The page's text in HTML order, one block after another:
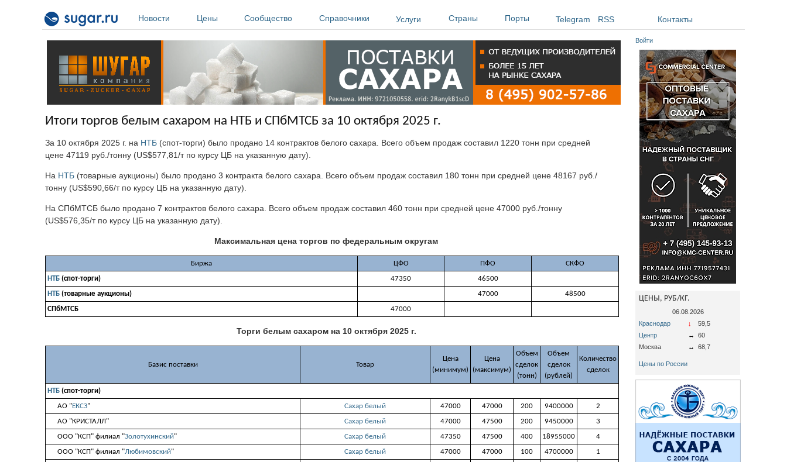
Новости
Цены Сообщество Справочники Услуги Страны Порты Telegram RSS Контакты
Итоги торгов белым сахаром на НТБ и СПбМТСБ за 10 октября 2025 г.
За 10 октября 2025 г. на НТБ (спот-торги) было продано 14 контрактов белого сахара. Всего объем продаж составил 1220 тонн при средней
цене 47119 руб./тонну (US$577,81/т по курсу ЦБ на указанную дату).
На НТБ (товарные аукционы) было продано 3 контракта белого сахара. Всего объем продаж составил 180 тонн при средней цене 48167 руб./
тонну (US$590,66/т по курсу ЦБ на указанную дату).
На СПбМТСБ было продано 7 контрактов белого сахара. Всего объем продаж составил 460 тонн при средней цене 47000 руб./тонну
(US$576,35/т по курсу ЦБ на указанную дату).
Максимальная цена торгов по федеральным округам
Биржа ЦФО ПФО
СКФО
НТБ (спот-торги) 47350
46500
НТБ (товарные аукционы) 47000
48500
СПбМТСБ
47000
Торги белым сахаром на 10 октября 2025 г.
Базис поставки Товар
Цена
(минимум)
Цена
(максимум)
Объем
сделок
(тонн)
Объем
сделок
(рублей)
Количество
сделок
НТБ (спот-торги)
АО "ЕКСЗ" Сахар белый 47000 47000 200 9400000
2
АО "КРИСТАЛЛ"
Сахар белый 47000 47500 200 9450000
3
ООО "КСП" филиал "Золотухинский" Сахар белый 47350 47500 400 18955000
4
ООО "КСП" филиал "Любимовский" Сахар белый 47000 47000 100 4700000
1
Войти
ЦЕНЫ, РУБ/КГ.
06.08.2026
Краснодар
↓
59,5
Центр
↔
60
Москва
↔ 68,7
Цены по России